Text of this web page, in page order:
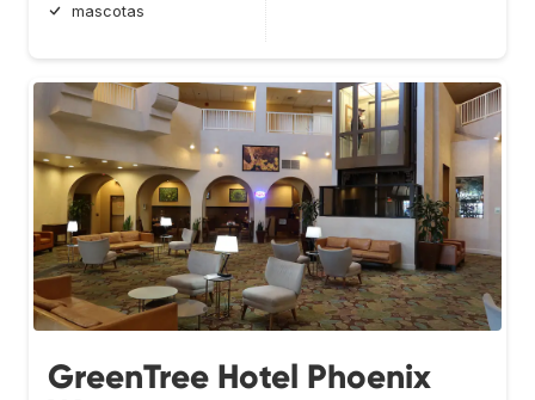
mascotas
GreenTree Hotel Phoenix